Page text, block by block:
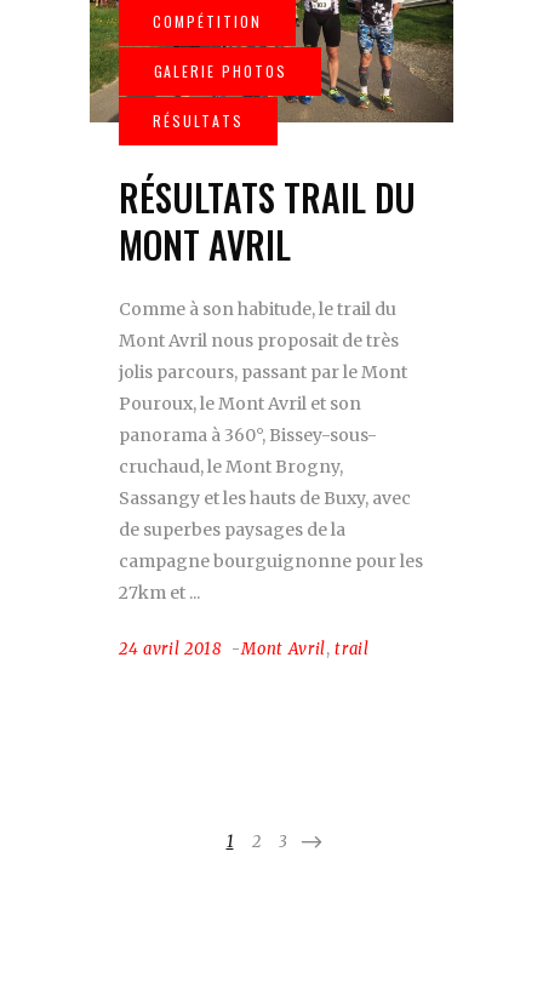
RÉSULTATS TRAIL DU
MONT AVRIL
Comme à son habitude, le trail du
Mont Avril nous proposait de très
jolis parcours, passant par le Mont
Pouroux, le Mont Avril et son
panorama à 360°, Bissey-sous-
cruchaud, le Mont Brogny,
Sassangy et les hauts de Buxy, avec
de superbes paysages de la
campagne bourguignonne pour les
27km et
24 avril 2018 Mont Avril,trail
1 2 3